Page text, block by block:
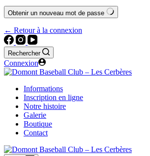
Obtenir un nouveau mot de passe
← Retour à la connexion
Rechercher
Connexion
Informations
Inscription en ligne
Notre histoire
Galerie
Boutique
Contact